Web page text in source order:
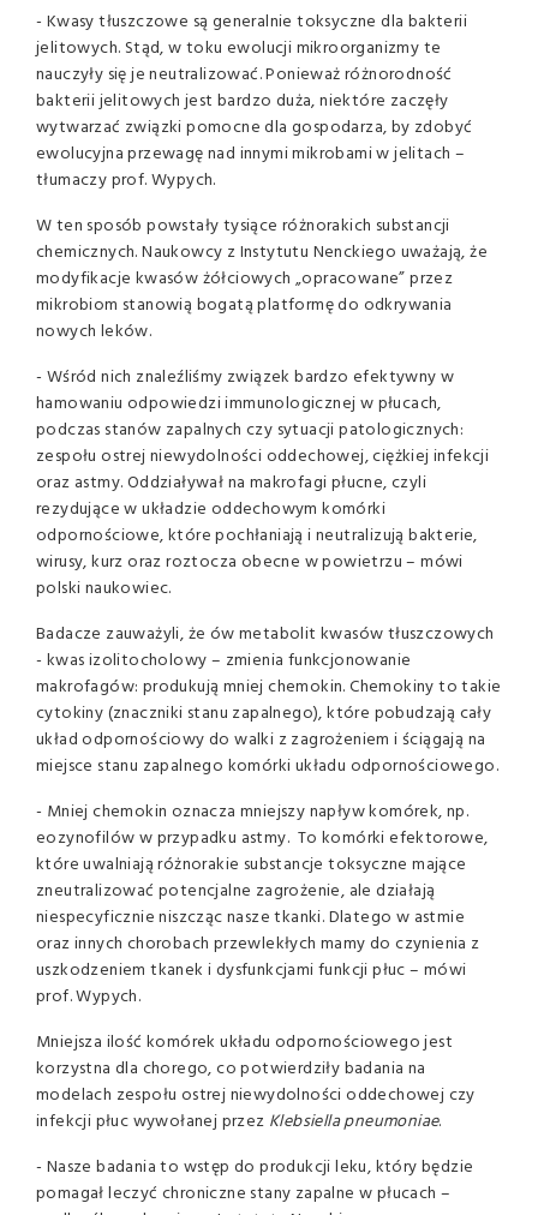
- Kwasy tłuszczowe są generalnie toksyczne dla bakterii
jelitowych. Stąd, w toku ewolucji mikroorganizmy te
nauczyły się je neutralizować. Ponieważ różnorodność
bakterii jelitowych jest bardzo duża, niektóre zaczęły
wytwarzać związki pomocne dla gospodarza, by zdobyć
ewolucyjna przewagę nad innymi mikrobami w jelitach –
tłumaczy prof. Wypych.
W ten sposób powstały tysiące różnorakich substancji
chemicznych. Naukowcy z Instytutu Nenckiego uważają, że
modyfikacje kwasów żółciowych „opracowane” przez
mikrobiom stanowią bogatą platformę do odkrywania
nowych leków.
- Wśród nich znaleźliśmy związek bardzo efektywny w
hamowaniu odpowiedzi immunologicznej w płucach,
podczas stanów zapalnych czy sytuacji patologicznych:
zespołu ostrej niewydolności oddechowej, ciężkiej infekcji
oraz astmy. Oddziaływał na makrofagi płucne, czyli
rezydujące w układzie oddechowym komórki
odpornościowe, które pochłaniają i neutralizują bakterie,
wirusy, kurz oraz roztocza obecne w powietrzu – mówi
polski naukowiec.
Badacze zauważyli, że ów metabolit kwasów tłuszczowych
- kwas izolitocholowy – zmienia funkcjonowanie
makrofagów: produkują mniej chemokin. Chemokiny to takie
cytokiny (znaczniki stanu zapalnego), które pobudzają cały
układ odpornościowy do walki z zagrożeniem i ściągają na
miejsce stanu zapalnego komórki układu odpornościowego.
- Mniej chemokin oznacza mniejszy napływ komórek, np.
eozynofilów w przypadku astmy. To komórki efektorowe,
które uwalniają różnorakie substancje toksyczne mające
zneutralizować potencjalne zagrożenie, ale działają
niespecyficznie niszcząc nasze tkanki. Dlatego w astmie
oraz innych chorobach przewlekłych mamy do czynienia z
uszkodzeniem tkanek i dysfunkcjami funkcji płuc – mówi
prof. Wypych.
Mniejsza ilość komórek układu odpornościowego jest
korzystna dla chorego, co potwierdziły badania na
modelach zespołu ostrej niewydolności oddechowej czy
infekcji płuc wywołanej przez Klebsiella pneumoniae.
- Nasze badania to wstęp do produkcji leku, który będzie
pomagał leczyć chroniczne stany zapalne w płucach –